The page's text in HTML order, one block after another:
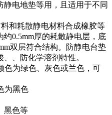
电地垫等用，且适用于不同
和耗散静电材料合成橡胶等
0.5mm厚的耗散静电层，底
双层符合结构。防静电台垫
、防化学溶剂特性。
色为绿色、灰色或兰色，可
为黑色
黑色等